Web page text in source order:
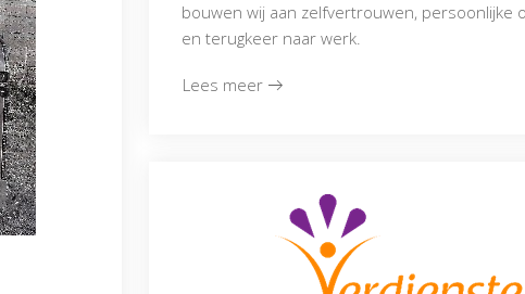
bouwen wij aan zelfvertrouwen, persoonlijke
en terugkeer naar werk.
Lees meer